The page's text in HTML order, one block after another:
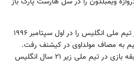
بکهام نخستین حضورش در تیم ملی انگلیس را در اول سپتامبر ۱۹۹۶
به مصاف مولداوی در کیشنف رفت.
پیش از آن دیدار، بکهام سابقه بازی در تیم ملی زیر ۲۱ سال انگلیس